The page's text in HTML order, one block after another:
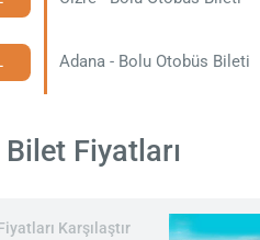
Adana - Bolu Otobüs Bileti
Fiyatları
Karşılaştır